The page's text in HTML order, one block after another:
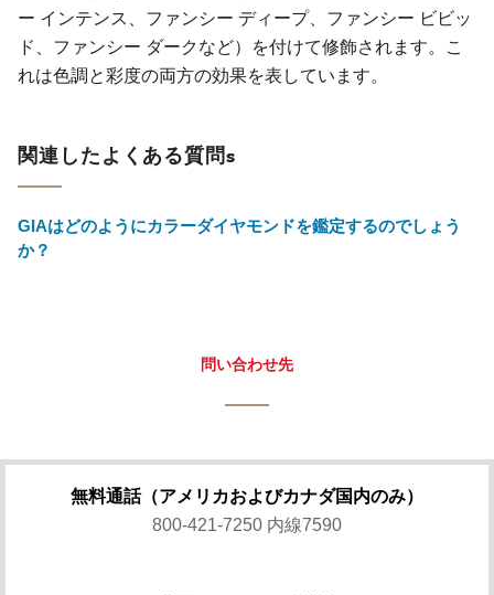
ー インテンス、ファンシー ディープ、ファンシー ビビッ
ド、ファンシー ダークなど）を付けて修飾されます。こ
れは色調と彩度の両方の効果を表しています。
関連したよくある質問s
GIAはどのようにカラーダイヤモンドを鑑定するのでしょう
か？
問い合わせ先
無料通話（アメリカおよびカナダ国内のみ）
800-421-7250 内線7590